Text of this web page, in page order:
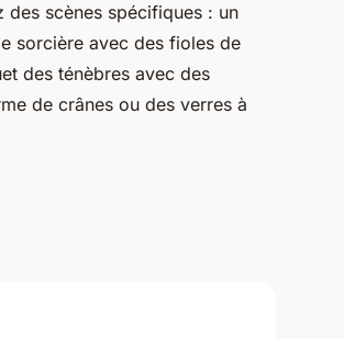
scènes spécifiques : un
sorcière avec des fioles de
des ténèbres avec des
de crânes ou des verres à